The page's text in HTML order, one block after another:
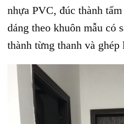
nhựa PVC, đúc thành
dáng theo khuôn mẫu có
thành từng thanh và ghép